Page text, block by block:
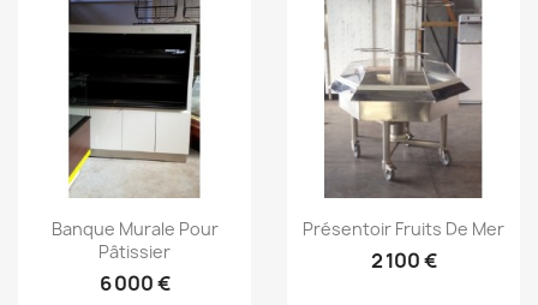
Aperçu rapide
Banque Murale Pour
Pâtissier
6 000 €
Aperçu rapide
Présentoir Fruits De Mer
2 100 €